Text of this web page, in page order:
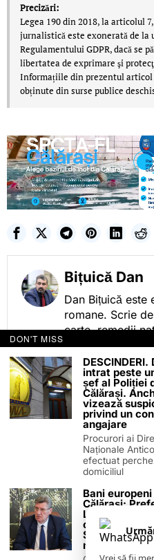
Precizări:
Legea 190 din 2018, la articolul
jurnalistică este exonerată de la
Regulamentului GDPR, dacă se
libertatea de exprimare şi
Informațiile din prezentul
obținute din surse publice
Bițuică Dan
Dan Bițuică este
romane. Scrie
carte, remedii
cotidian politic,
subiectele într-
spre informare.
Prin activitatea
ofere cititorilor
relevant,
TERMENI ȘI CONDIȚII
PUBLICITATE ONLINE &
ZIARUL
DON'T MISS
DESCINDERI.
intrat peste
șef al Poliției
Călărași.
vizează
privind un
angajare
Procurori ai
Naționale
efectuat
domiciliul
Bani
Călărași:
Laurențiu
colaborarea
Sud-
noi finanțări